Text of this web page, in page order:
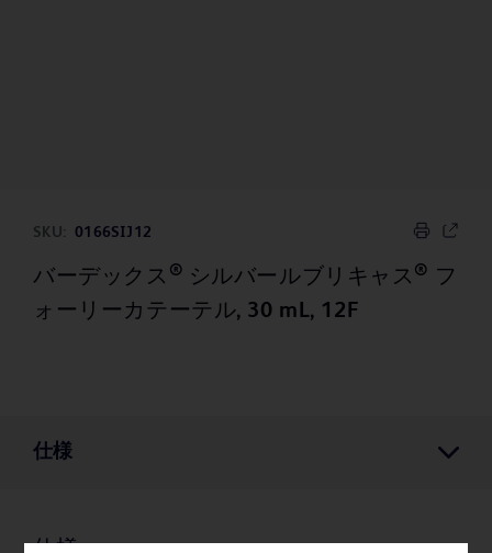
SKU: 0166SIJ12
バーデックス ® シルバールブリキャス ®
フ
ォーリーカテーテル, 30 mL, 12F
仕様